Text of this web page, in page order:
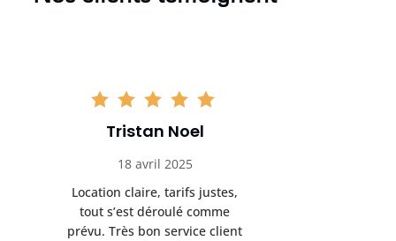
Tristan Noel
18 avril 2025
Location claire, tarifs justes,
tout s’est déroulé comme
prévu. Très bon service client